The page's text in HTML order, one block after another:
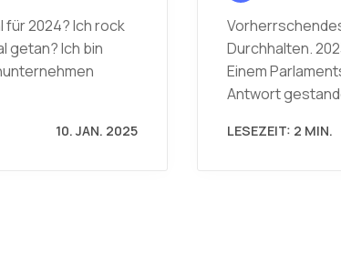
2024? Ich rock
getan? Ich bin
10. JAN. 2025
Durchhalten.
Einem
Antwort
LESEZEIT: 2 MIN.